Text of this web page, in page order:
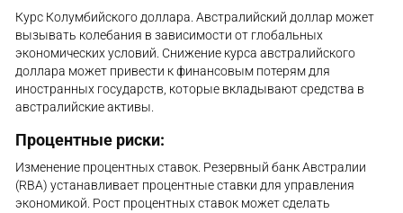
Курс Колумбийского доллара. Австралийский доллар может
вызывать колебания в зависимости от глобальных
экономических условий. Снижение курса австралийского
доллара может привести к финансовым потерям для
иностранных государств, которые вкладывают средства в
австралийские активы.
Процентные риски:
Изменение процентных ставок. Резервный банк Австралии
(RBA) устанавливает процентные ставки для управления
экономикой. Рост процентных ставок может сделать